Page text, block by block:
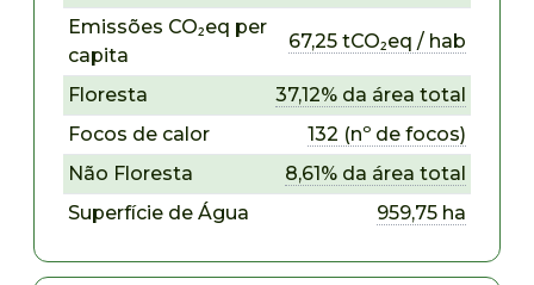
Emissões CO₂eq per
capita
67,25 tCO₂eq / hab
Floresta
37,12% da área total
Focos de calor
132 (nº de focos)
Não Floresta
8,61% da área total
Superfície de Água
959,75 ha